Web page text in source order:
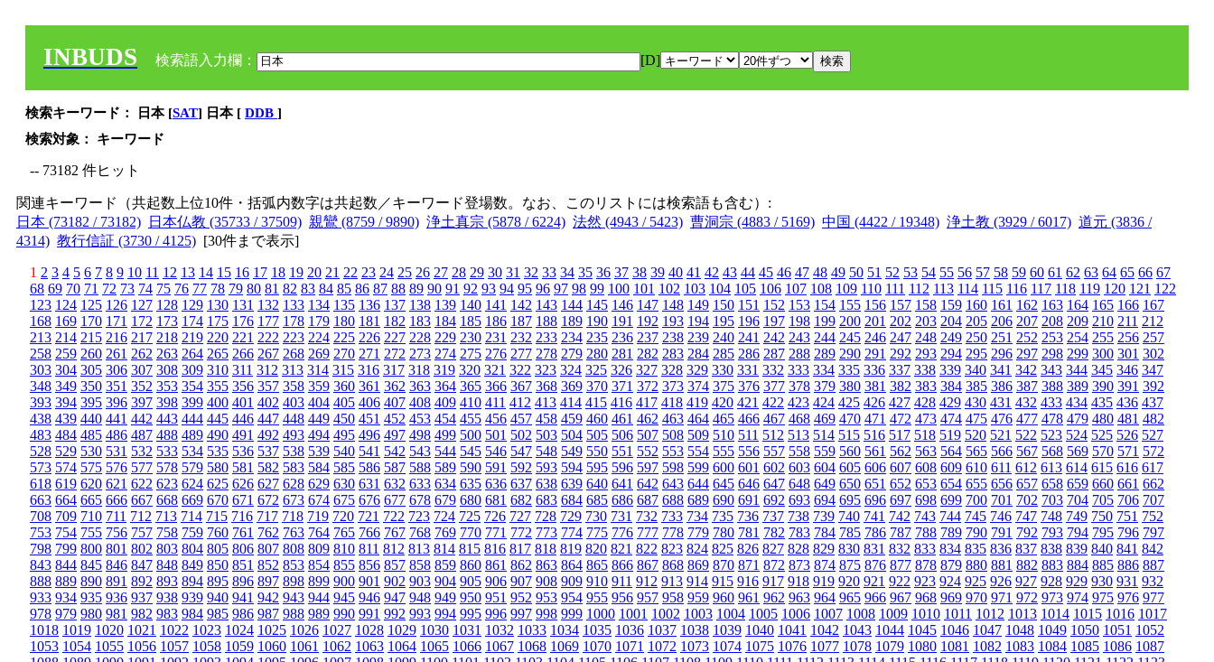
INBUDS 検索語入力欄： [D]
検索キーワード： 日本 [SAT] 日本 [ DDB ]
検索対象： キーワード
-- 73182 件ヒット
関連キーワード（共起数上位10件・括弧内数字は共起数／キーワード登場数。なお、このリストには検索語も含む）:
日本 (73182 / 73182)
日本仏教 (35733 / 37509) 親鸞 (8759 / 9890) 浄土真宗 (5878 / 6224) 法然 (4943 / 5423) 曹洞宗 (4883 / 5169) 中国 (4422 / 19348) 浄土教 (3929 / 6017) 道元 (3836 /
4314) 教行信証 (3730 / 4125) [30件まで表示]
1 2 3 4 5 6 7 8 9 10 11 12 13 14 15 16 17 18 19 20 21 22 23 24 25 26 27 28 29 30 31 32 33 34 35 36 37 38 39 40 41 42 43 44 45 46 47 48 49 50 51 52 53 54 55 56 57 58 59 60 61 62 63 64 65 66 67
68 69 70 71 72 73 74 75 76 77 78 79 80 81 82 83 84 85 86 87 88 89 90 91 92 93 94 95 96 97 98 99 100 101 102 103 104 105 106 107 108 109 110 111 112 113 114 115 116 117 118 119 120 121 122
123 124 125 126 127 128 129 130 131 132 133 134 135 136 137 138 139 140 141 142 143 144 145 146 147 148 149 150 151 152 153 154 155 156 157 158 159 160 161 162 163 164 165 166 167
168 169 170 171 172 173 174 175 176 177 178 179 180 181 182 183 184 185 186 187 188 189 190 191 192 193 194 195 196 197 198 199 200 201 202 203 204 205 206 207 208 209 210 211 212
213 214 215 216 217 218 219 220 221 222 223 224 225 226 227 228 229 230 231 232 233 234 235 236 237 238 239 240 241 242 243 244 245 246 247 248 249 250 251 252 253 254 255 256 257
258 259 260 261 262 263 264 265 266 267 268 269 270 271 272 273 274 275 276 277 278 279 280 281 282 283 284 285 286 287 288 289 290 291 292 293 294 295 296 297 298 299 300 301 302
303 304 305 306 307 308 309 310 311 312 313 314 315 316 317 318 319 320 321 322 323 324 325 326 327 328 329 330 331 332 333 334 335 336 337 338 339 340 341 342 343 344 345 346 347
348 349 350 351 352 353 354 355 356 357 358 359 360 361 362 363 364 365 366 367 368 369 370 371 372 373 374 375 376 377 378 379 380 381 382 383 384 385 386 387 388 389 390 391 392
393 394 395 396 397 398 399 400 401 402 403 404 405 406 407 408 409 410 411 412 413 414 415 416 417 418 419 420 421 422 423 424 425 426 427 428 429 430 431 432 433 434 435 436 437
438 439 440 441 442 443 444 445 446 447 448 449 450 451 452 453 454 455 456 457 458 459 460 461 462 463 464 465 466 467 468 469 470 471 472 473 474 475 476 477 478 479 480 481 482
483 484 485 486 487 488 489 490 491 492 493 494 495 496 497 498 499 500 501 502 503 504 505 506 507 508 509 510 511 512 513 514 515 516 517 518 519 520 521 522 523 524 525 526 527
528 529 530 531 532 533 534 535 536 537 538 539 540 541 542 543 544 545 546 547 548 549 550 551 552 553 554 555 556 557 558 559 560 561 562 563 564 565 566 567 568 569 570 571 572
573 574 575 576 577 578 579 580 581 582 583 584 585 586 587 588 589 590 591 592 593 594 595 596 597 598 599 600 601 602 603 604 605 606 607 608 609 610 611 612 613 614 615 616 617
618 619 620 621 622 623 624 625 626 627 628 629 630 631 632 633 634 635 636 637 638 639 640 641 642 643 644 645 646 647 648 649 650 651 652 653 654 655 656 657 658 659 660 661 662
663 664 665 666 667 668 669 670 671 672 673 674 675 676 677 678 679 680 681 682 683 684 685 686 687 688 689 690 691 692 693 694 695 696 697 698 699 700 701 702 703 704 705 706 707
708 709 710 711 712 713 714 715 716 717 718 719 720 721 722 723 724 725 726 727 728 729 730 731 732 733 734 735 736 737 738 739 740 741 742 743 744 745 746 747 748 749 750 751 752
753 754 755 756 757 758 759 760 761 762 763 764 765 766 767 768 769 770 771 772 773 774 775 776 777 778 779 780 781 782 783 784 785 786 787 788 789 790 791 792 793 794 795 796 797
798 799 800 801 802 803 804 805 806 807 808 809 810 811 812 813 814 815 816 817 818 819 820 821 822 823 824 825 826 827 828 829 830 831 832 833 834 835 836 837 838 839 840 841 842
843 844 845 846 847 848 849 850 851 852 853 854 855 856 857 858 859 860 861 862 863 864 865 866 867 868 869 870 871 872 873 874 875 876 877 878 879 880 881 882 883 884 885 886 887
888 889 890 891 892 893 894 895 896 897 898 899 900 901 902 903 904 905 906 907 908 909 910 911 912 913 914 915 916 917 918 919 920 921 922 923 924 925 926 927 928 929 930 931 932
933 934 935 936 937 938 939 940 941 942 943 944 945 946 947 948 949 950 951 952 953 954 955 956 957 958 959 960 961 962 963 964 965 966 967 968 969 970 971 972 973 974 975 976 977
978 979 980 981 982 983 984 985 986 987 988 989 990 991 992 993 994 995 996 997 998 999 1000 1001 1002 1003 1004 1005 1006 1007 1008 1009 1010 1011 1012 1013 1014 1015 1016 1017
1018 1019 1020 1021 1022 1023 1024 1025 1026 1027 1028 1029 1030 1031 1032 1033 1034 1035 1036 1037 1038 1039 1040 1041 1042 1043 1044 1045 1046 1047 1048 1049 1050 1051 1052
1053 1054 1055 1056 1057 1058 1059 1060 1061 1062 1063 1064 1065 1066 1067 1068 1069 1070 1071 1072 1073 1074 1075 1076 1077 1078 1079 1080 1081 1082 1083 1084 1085 1086 1087